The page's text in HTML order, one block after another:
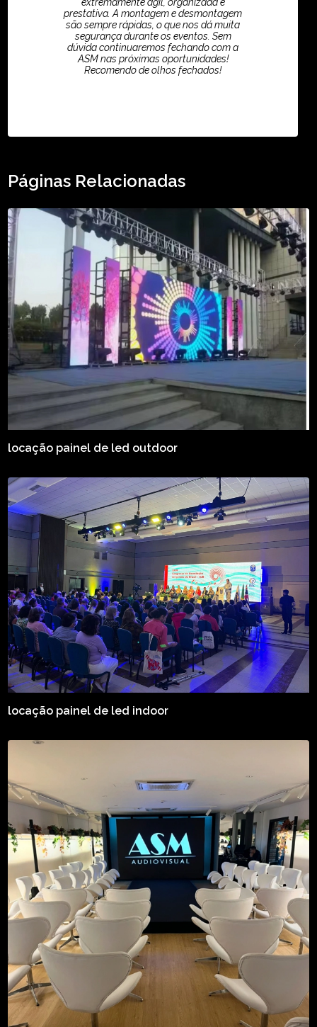
prestativa. A montagem e desmontagem
são sempre rápidas, o que nos dá muita
segurança durante os eventos. Sem
dúvida continuaremos fechando com a
ASM nas próximas oportunidades!
Recomendo de olhos fechados!
Páginas Relacionadas
locação painel de led outdoor
locação painel de led indoor